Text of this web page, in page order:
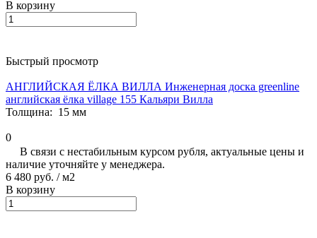
В корзину
Быстрый просмотр
АНГЛИЙСКАЯ ЁЛКА ВИЛЛА Инженерная доска greenline
английская ёлка village 155 Кальяри Вилла
Толщина: 15 мм
0
В связи с нестабильным курсом рубля, актуальные цены и
наличие уточняйте у менеджера.
6 480 руб. / м2
В корзину